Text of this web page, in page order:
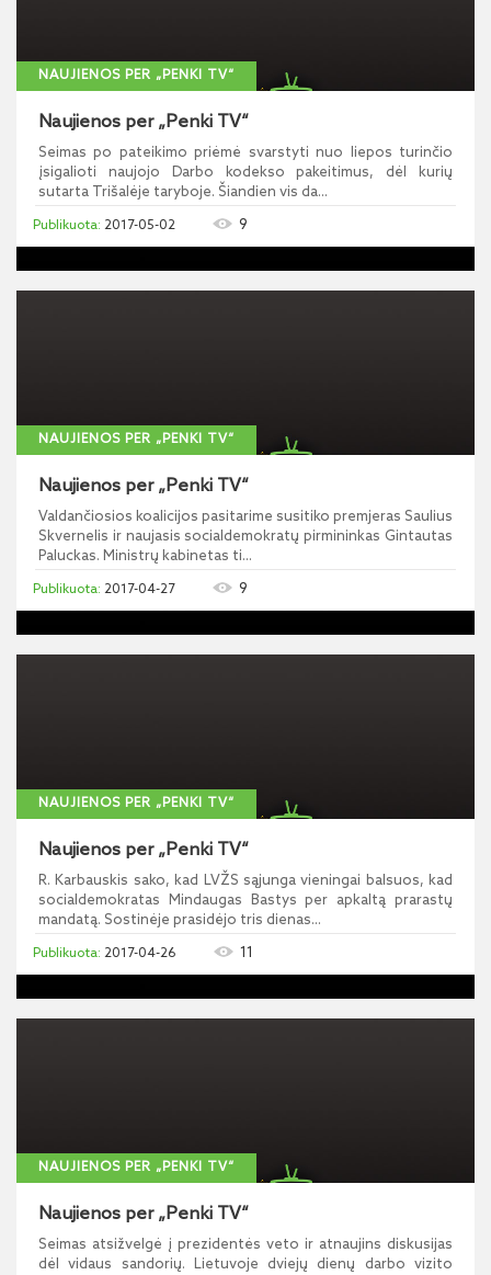
NAUJIENOS PER „PENKI TV“
Naujienos per „Penki TV“
Seimas po pateikimo priėmė svarstyti nuo liepos turinčio
įsigalioti naujojo Darbo kodekso pakeitimus, dėl kurių
sutarta Trišalėje taryboje. Šiandien vis da...
2017-05-02 9
NAUJIENOS PER „PENKI TV“
Naujienos per „Penki TV“
Valdančiosios koalicijos pasitarime susitiko premjeras Saulius
Skvernelis ir naujasis socialdemokratų pirmininkas Gintautas
Paluckas. Ministrų kabinetas ti...
2017-04-27 9
NAUJIENOS PER „PENKI TV“
Naujienos per „Penki TV“
R. Karbauskis sako, kad LVŽS sąjunga vieningai balsuos, kad
socialdemokratas Mindaugas Bastys per apkaltą prarastų
mandatą. Sostinėje prasidėjo tris dienas...
2017-04-26 11
NAUJIENOS PER „PENKI TV“
Naujienos per „Penki TV“
Seimas atsižvelgė į prezidentės veto ir atnaujins diskusijas
dėl vidaus sandorių. Lietuvoje dviejų dienų darbo vizito